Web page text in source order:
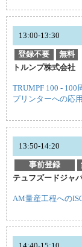
13:00-13:30
登録不要
無料
トルンプ株式会社
TRUMPF 100 -
プリンターへの応用
13:50-14:20
事前登録
テュフズードジャ
AM量産工程への